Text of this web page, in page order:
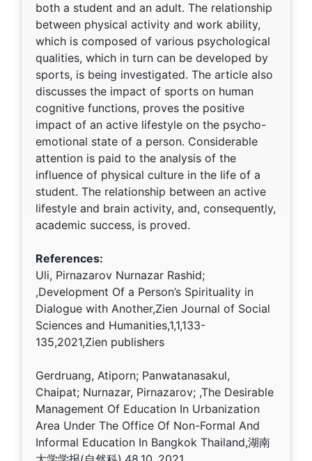
both a student and an adult. The relationship
between physical activity and work ability,
which is composed of various psychological
qualities, which in turn can be developed by
sports, is being investigated. The article also
discusses the impact of sports on human
cognitive functions, proves the positive
impact of an active lifestyle on the psycho-
emotional state of a person. Considerable
attention is paid to the analysis of the
influence of physical culture in the life of a
student. The relationship between an active
lifestyle and brain activity, and, consequently,
academic success, is proved.
References:
Uli, Pirnazarov Nurnazar Rashid;
,Development Of a Person’s Spirituality in
Dialogue with Another,Zien Journal of Social
Sciences and Humanities,1,1,133-
135,2021,Zien publishers
Gerdruang, Atiporn; Panwatanasakul,
Chaipat; Nurnazar, Pirnazarov; ,The Desirable
Management Of Education In Urbanization
Area Under The Office Of Non-Formal And
Informal Education In Bangkok Thailand,湖南